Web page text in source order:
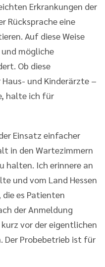
Erkrankungen der
Rücksprache eine
Auf diese Weise
mögliche
Ob diese
und Kinderärzte –
halte ich für
Einsatz einfacher
in den Wartezimmern
halten. Ich erinnere an
und vom Land Hessen
es Patienten
der Anmeldung
vor der eigentlichen
Der Probebetrieb ist für